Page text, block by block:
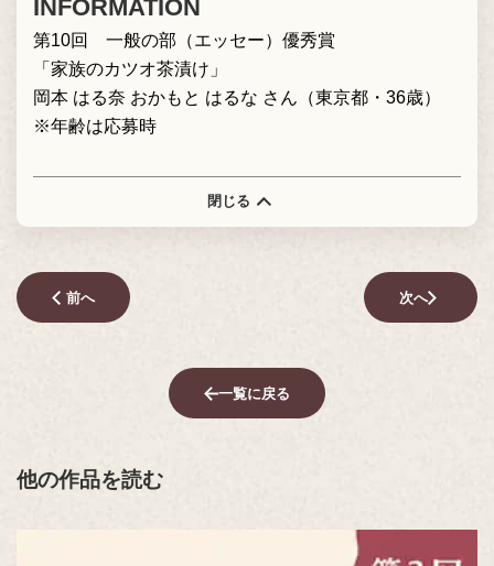
INFORMATION
第10回 一般の部（エッセー）優秀賞
「家族のカツオ茶漬け」
岡本 はる奈 おかもと はるな さん（東京都・36歳）
※年齢は応募時
閉じる
前へ 次へ
一覧に戻る
他の作品を読む